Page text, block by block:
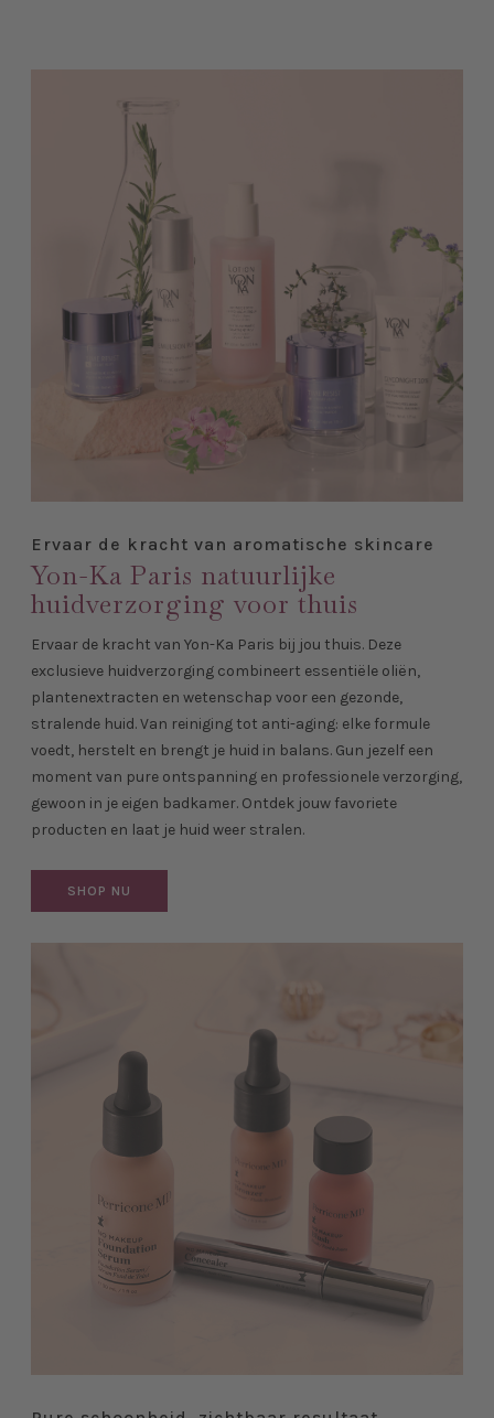
Ervaar de kracht van aromatische skincare
Yon-Ka Paris natuurlijke
huidverzorging voor thuis
Ervaar de kracht van Yon-Ka Paris bij jou thuis. Deze
exclusieve huidverzorging combineert essentiële oliën,
plantenextracten en wetenschap voor een gezonde,
stralende huid. Van reiniging tot anti-aging: elke formule
voedt, herstelt en brengt je huid in balans. Gun jezelf een
moment van pure ontspanning en professionele verzorging,
gewoon in je eigen badkamer. Ontdek jouw favoriete
producten en laat je huid weer stralen.
SHOP NU